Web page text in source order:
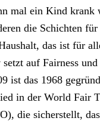
mal ein Kind krank
die Schichten
das ist für
auf Fairness und
ist das 1968
in der World Fair
die sicherstellt,